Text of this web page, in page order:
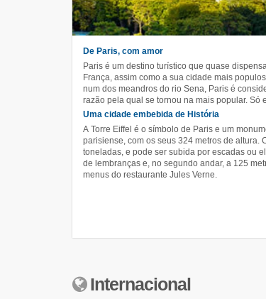
De Paris, com amor
Paris é um destino turístico que quase
França, assim como a sua cidade mais
num dos meandros do rio Sena, Paris é
razão pela qual se tornou na mais popular. Só
Uma cidade embebida de História
A Torre Eiffel é o símbolo de Paris e um
parisiense, com os seus 324 metros de altura.
toneladas, e pode ser subida por escadas ou
de lembranças e, no segundo andar, a 125
menus do restaurante Jules Verne.
Internacional